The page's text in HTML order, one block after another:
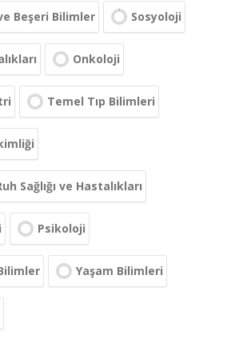
Beşeri Bilimler Sosyoloji
Onkoloji
Temel Tıp Bilimleri
Sağlığı ve Hastalıkları
Psikoloji
Yaşam Bilimleri